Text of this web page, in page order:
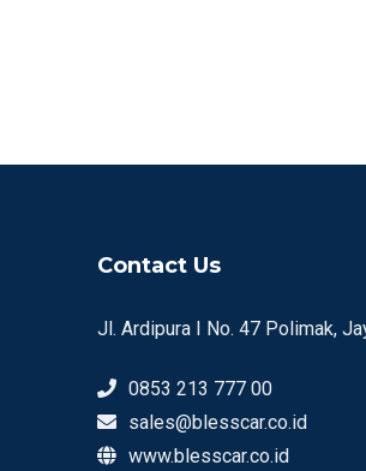
Contact Us
Jl. Ardipura I No. 47 Polimak,
0853 213 777 00
sales@blesscar.co.id
www.blesscar.co.id